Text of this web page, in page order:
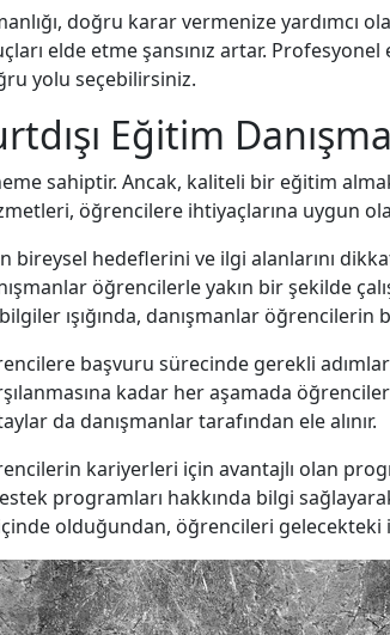
doğru karar vermenize yardımcı
elde etme şansınız artar.
yolu seçebilirsiniz.
Eğitim
sahiptir. Ancak, kaliteli bir eğitim
öğrencilere ihtiyaçlarına uygun
bireysel hedeflerini ve ilgi alanlarını
öğrencilerle yakın bir şekilde
ışığında, danışmanlar
başvuru sürecinde gerekli
kadar her aşamada
da danışmanlar tarafından ele alınır.
kariyerleri için avantajlı olan
programları hakkında bilgi
olduğundan, öğrencileri